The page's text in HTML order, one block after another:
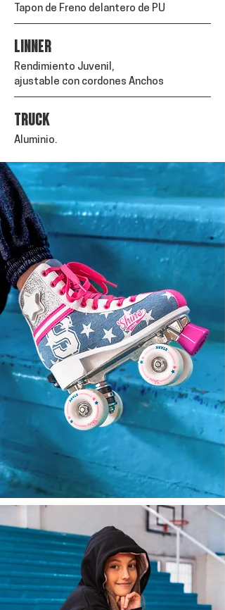
Tapon de Freno delantero de PU
LINNER
Rendimiento Juvenil,
ajustable con cordones Anchos
TRUCK
Aluminio.